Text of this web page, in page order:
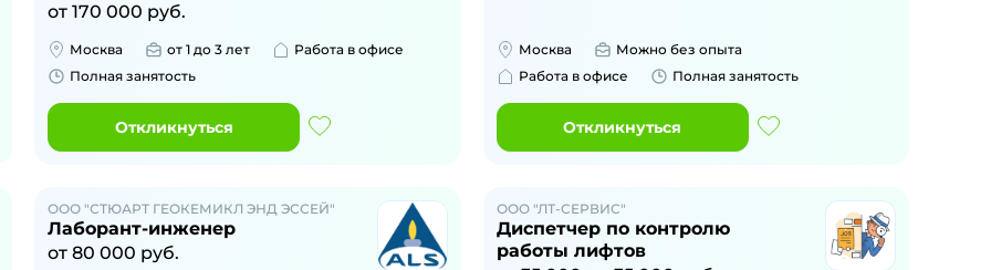
от170 000 руб.
Москва от 1 до 3 лет
Работа в офисе
Полная занятость
Откликнуться
Москва
Можно без опыта
Работа в офисе
Полная занятость
Откликнуться
ООО "СТЮАРТ ГЕОКЕМИКЛ ЭНД ЭССЕЙ"
Лаборант-инженер
от80 000 руб.
ООО "ЛТ-СЕРВИС"
Диспетчер по контролю
работы лифтов